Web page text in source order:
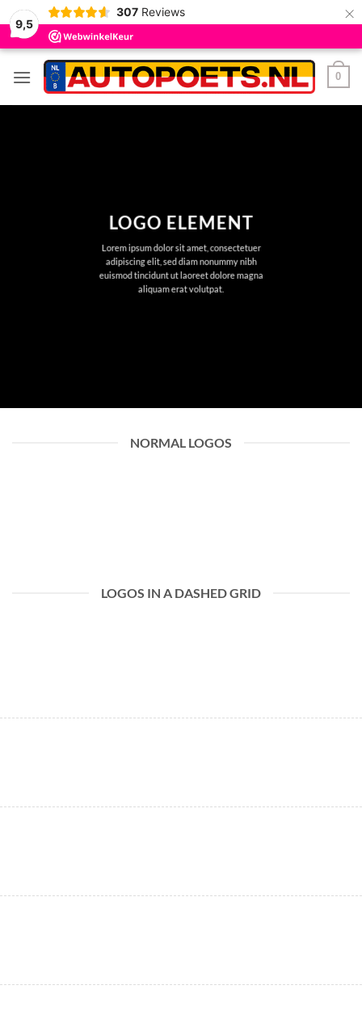
9,5
307 Reviews ×
Ga
naar
0
LOGO ELEMENT
Lorem ipsum dolor sit amet, consectetuer
adipiscing elit, sed diam nonummy nibh
euismod tincidunt ut laoreet dolore magna
aliquam erat volutpat.
NORMAL LOGOS
LOGOS IN A DASHED GRID